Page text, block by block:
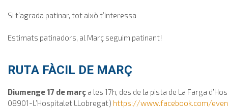
Si t’agrada patinar, tot això t’interessa
Estimats patinadors, al Març seguim patinant!
RUTA FÀCIL DE MARÇ
Diumenge 17 de març a les 17h, des de la pista de La Farga
08901-L’Hospitalet LLobregat) https://www.facebook.com/